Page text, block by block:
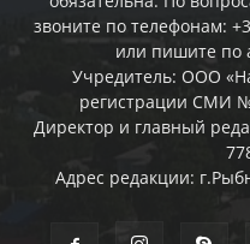
звоните по телефонам:
или пишите по
Учредитель: ООО
регистрации СМИ
Директор и главный
Адрес редакции: